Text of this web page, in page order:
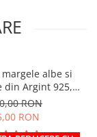
albe si
din Argint 925,
38-41 cm
RON
RON